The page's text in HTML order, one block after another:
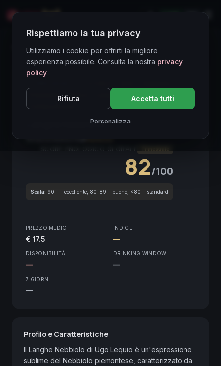
LIVE
Directory Vini
Piemonte
Rosso
Invecchiamento
Langhe Nebbiolo2019
Piemonte 2019
Nebbiolo
82/100
Scala: 90+ = eccellente, 80-89 = buono, <80 = standard
PREZZO MEDIO
€ 17.5
INDICE
—
DISPONIBILITÀ
—
DRINKING WINDOW
—
7 GIORNI
—
Profilo e Caratteristiche
Il Langhe Nebbiolo di Ugo Lequio è un'espressione
sublime del Nebbiolo piemontese, caratterizzato da
Rispettiamo la tua privacy
Utilizziamo i cookie per offrirti la migliore
esperienza possibile. Consulta la nostra privacy
policy
Rifiuta Accetta tutti
Personalizza